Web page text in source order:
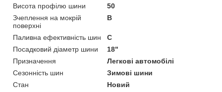
Висота профілю шини
50
Зчеплення на мокрій
поверхні
B
Паливна ефективність шин
C
Посадковий діаметр шини
18"
Призначення
Легкові автомобілі
Сезонність шин
Зимові шини
Стан
Новий